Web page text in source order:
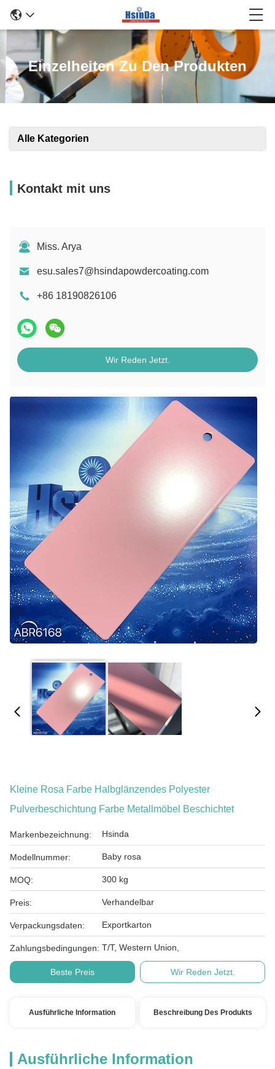
Einzelheiten Zu Den Produkten
Alle Kategorien
Kontakt mit uns
Miss. Arya
esu.sales7@hsindapowdercoating.com
+86 18190826106
Wir Reden Jetzt.
Kleine Rosa Farbe Halbglänzendes Polyester
Pulverbeschichtung Farbe Metallmöbel Beschichtet
Markenbezeichnung: Hsinda
Modellnummer: Baby rosa
MOQ: 300 kg
Preis: Verhandelbar
Verpackungsdaten: Exportkarton
Zahlungsbedingungen: T/T, Western Union,
Beste Preis Wir Reden Jetzt.
Ausführliche Information Beschreibung Des Produkts
Ausführliche Information